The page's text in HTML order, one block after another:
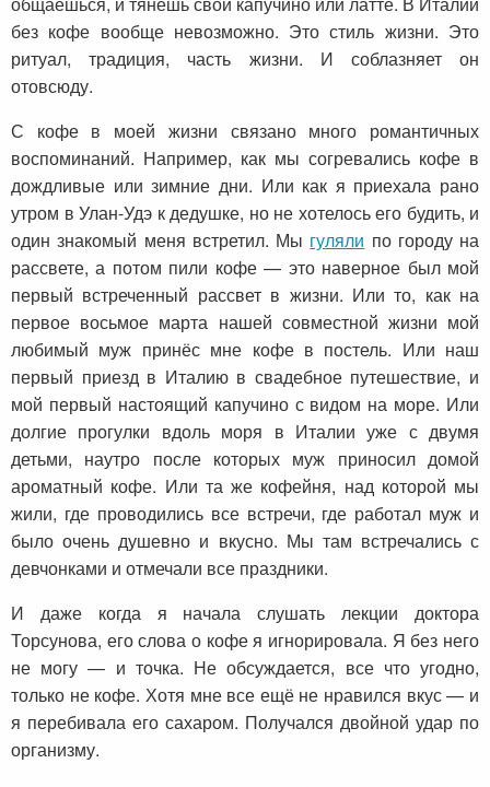
без кофе вообще невозможно. Это стиль жизни. Это
ритуал, традиция, часть жизни. И соблазняет он
отовсюду.
С кофе в моей жизни связано много романтичных
воспоминаний. Например, как мы согревались кофе в
дождливые или зимние дни. Или как я приехала рано
утром в Улан-Удэ к дедушке, но не хотелось его будить, и
один знакомый меня встретил. Мы гуляли по городу на
рассвете, а потом пили кофе — это наверное был мой
первый встреченный рассвет в жизни. Или то, как на
первое восьмое марта нашей совместной жизни мой
любимый муж принёс мне кофе в постель. Или наш
первый приезд в Италию в свадебное путешествие, и
мой первый настоящий капучино с видом на море. Или
долгие прогулки вдоль моря в Италии уже с двумя
детьми, наутро после которых муж приносил домой
ароматный кофе. Или та же кофейня, над которой мы
жили, где проводились все встречи, где работал муж и
было очень душевно и вкусно. Мы там встречались с
девчонками и отмечали все праздники.
И даже когда я начала слушать лекции доктора
Торсунова, его слова о кофе я игнорировала. Я без него
не могу — и точка. Не обсуждается, все что угодно,
только не кофе. Хотя мне все ещё не нравился вкус — и
я перебивала его сахаром. Получался двойной удар по
организму.